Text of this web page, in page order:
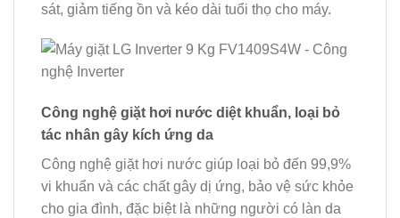
sát, giảm tiếng ồn và kéo dài tuổi thọ cho máy.
Công nghệ giặt hơi nước diệt khuẩn, loại bỏ
tác nhân gây kích ứng da
Công nghệ giặt hơi nước giúp loại bỏ đến 99,9%
vi khuẩn và các chất gây dị ứng, bảo vệ sức khỏe
cho gia đình, đặc biệt là những người có làn da